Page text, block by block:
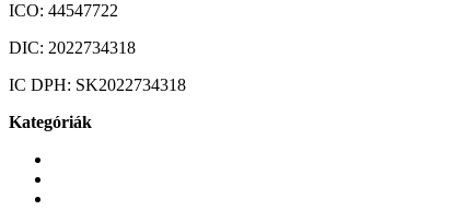
ICO: 44547722
DIC: 2022734318
IC DPH: SK2022734318
Kategóriák